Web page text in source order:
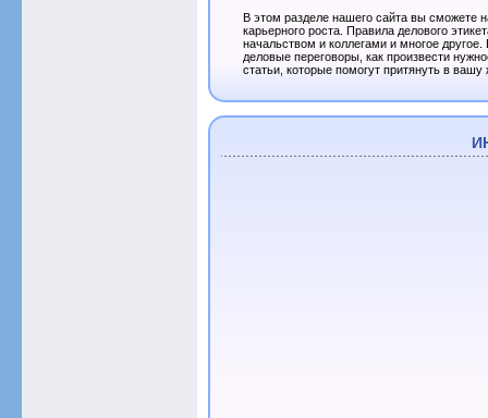
В этом разделе нашего сайта вы сможете
карьерного роста. Правила делового
начальством и коллегами и многое
деловые переговоры, как произвести
статьи, которые помогут притянуть в